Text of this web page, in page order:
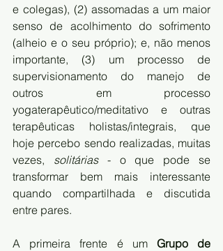
e colegas), (2) assomadas a um maior
senso de acolhimento do sofrimento
(alheio e o seu próprio); e, não menos
importante, (3) um processo de
supervisionamento do manejo de
outros em processo
yogaterapêutico/meditativo e outras
terapêuticas holistas/integrais, que
hoje percebo sendo realizadas, muitas
vezes, solitárias - o que pode se
transformar bem mais interessante
quando compartilhada e discutida
entre pares.
A primeira frente é um Grupo de